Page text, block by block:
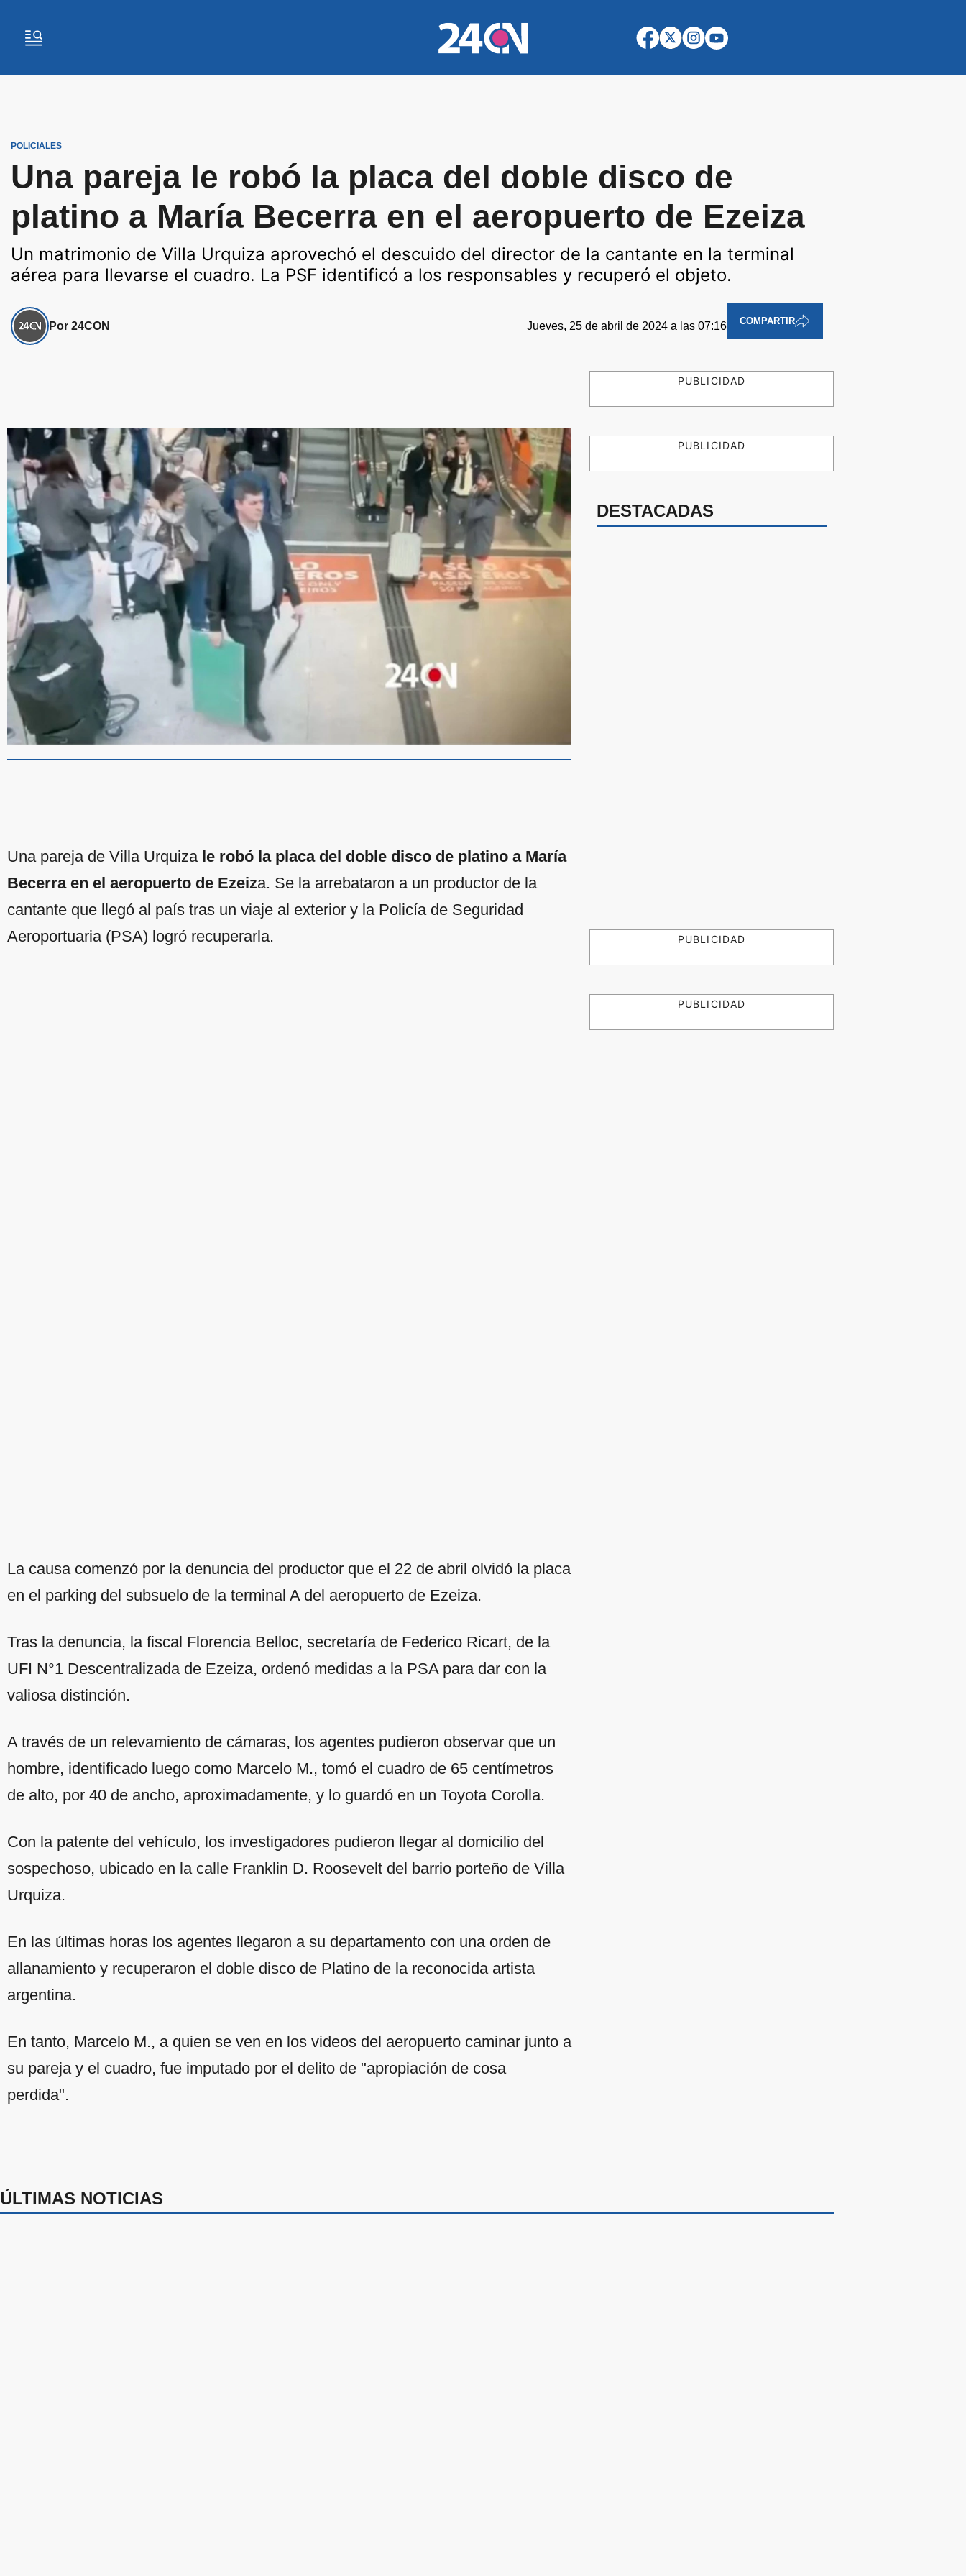
POLICIALES
Una pareja le robó la placa del doble disco de
platino a María Becerra en el aeropuerto de Ezeiza
Un matrimonio de Villa Urquiza aprovechó el descuido del director de la cantante en la terminal
aérea para llevarse el cuadro. La PSF identificó a los responsables y recuperó el objeto.
Por 24CON Jueves, 25 de abril de 2024 a las 07:16 COMPARTIR
Una pareja de Villa Urquizale robó la placa del doble disco de platino a María
Becerra en el aeropuerto de Ezeiza. Se la arrebataron a un productor de la
cantante que llegó al país tras un viaje al exterior y la Policía de Seguridad
Aeroportuaria (PSA) logró recuperarla.
La causa comenzó por la denuncia del productor que el 22 de abril olvidó la placa
en el parking del subsuelo de la terminal A del aeropuerto de Ezeiza.
Tras la denuncia, la fiscal Florencia Belloc, secretaría de Federico Ricart, de la
UFI N°1 Descentralizada de Ezeiza, ordenó medidas a la PSA para dar con la
valiosa distinción.
A través de un relevamiento de cámaras, los agentes pudieron observar que un
hombre, identificado luego como Marcelo M., tomó el cuadro de 65 centímetros
de alto, por 40 de ancho, aproximadamente, y lo guardó en un Toyota Corolla.
Con la patente del vehículo, los investigadores pudieron llegar al domicilio del
sospechoso, ubicado en la calle Franklin D. Roosevelt del barrio porteño de Villa
Urquiza.
En las últimas horas los agentes llegaron a su departamento con una orden de
allanamiento y recuperaron el doble disco de Platino de la reconocida artista
argentina.
En tanto, Marcelo M., a quien se ven en los videos del aeropuerto caminar junto a
su pareja y el cuadro, fue imputado por el delito de "apropiación de cosa
perdida".
PUBLICIDAD
PUBLICIDAD
DESTACADAS
PUBLICIDAD
PUBLICIDAD
ÚLTIMAS NOTICIAS